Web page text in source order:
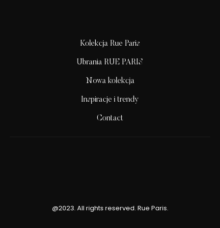
Kolekcja Rue Paris
Ubrania RUE PARIS
Nowa kolekcja
Inspiracje i trendy
Contact
@2023. All rights reserved. Rue Paris.